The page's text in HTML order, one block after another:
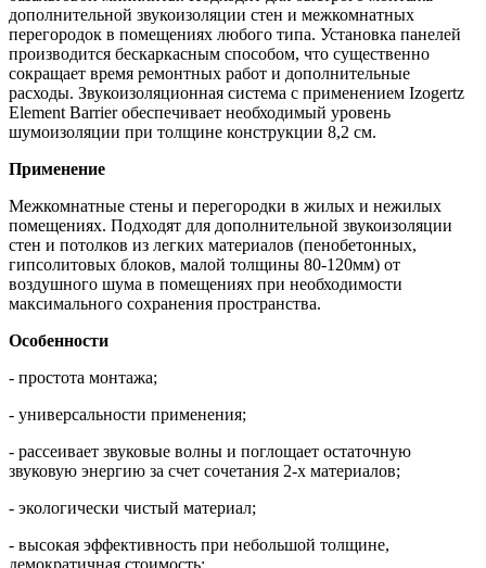
дополнительной звукоизоляции стен и межкомнатных
перегородок в помещениях любого типа. Установка панелей
производится бескаркасным способом, что существенно
сокращает время ремонтных работ и дополнительные
расходы. Звукоизоляционная система с применением Izogertz
Element Barrier обеспечивает необходимый уровень
шумоизоляции при толщине конструкции 8,2 см.
Применение
Межкомнатные стены и перегородки в жилых и нежилых
помещениях. Подходят для дополнительной звукоизоляции
стен и потолков из легких материалов (пенобетонных,
гипсолитовых блоков, малой толщины 80-120мм) от
воздушного шума в помещениях при необходимости
максимального сохранения пространства.
Особенности
- простота монтажа;
- универсальности применения;
- рассеивает звуковые волны и поглощает остаточную
звуковую энергию за счет сочетания 2-х материалов;
- экологически чистый материал;
- высокая эффективность при небольшой толщине,
демократичная стоимость;